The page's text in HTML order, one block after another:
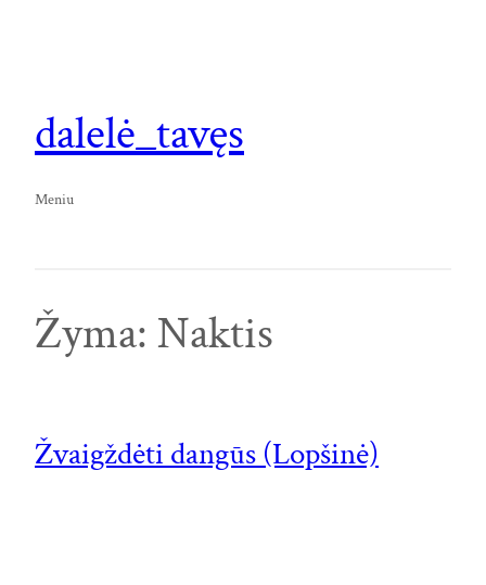
dalelė_tavęs
Meniu
Žyma: Naktis
Žvaigždėti dangūs (Lopšinė)